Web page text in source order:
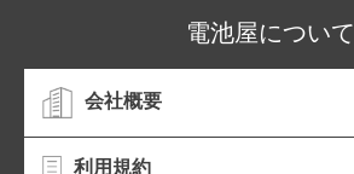
電池屋について
会社概要
利用規約